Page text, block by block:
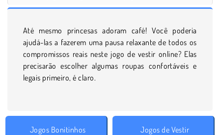
Até mesmo princesas adoram café! Você poderia
ajudá-las a fazerem uma pausa relaxante de todos os
compromissos reais neste jogo de vestir online? Elas
precisarão escolher algumas roupas confortáveis e
legais primeiro, é claro.
Jogos Bonitinhos Jogos de Vestir